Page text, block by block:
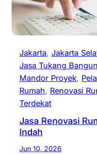
Jakarta, Jakarta
Jasa Tukang
Mandor Proyek,
Rumah, Renovasi
Terdekat
Jasa Renovasi
Indah
Jun 10, 2026